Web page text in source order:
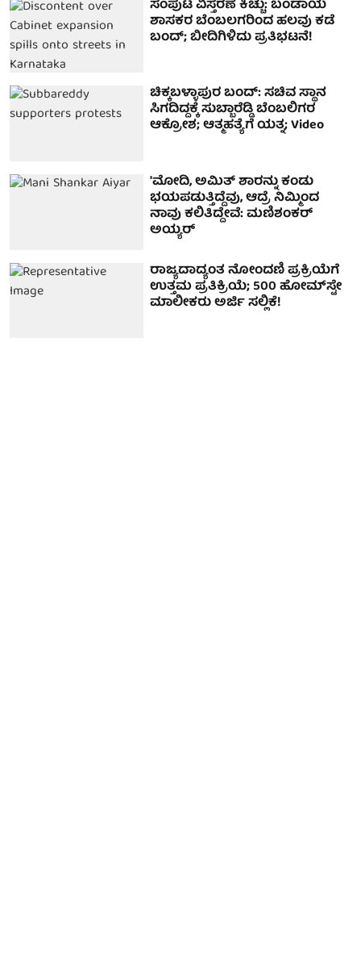
ಸಂಪುಟ ವಿಸ್ತರಣೆ ಕಿಚ್ಚು: ಬಂಡಾಯ
ಶಾಸಕರ ಬೆಂಬಲಗರಿಂದ ಹಲವು ಕಡೆ
ಬಂದ್; ಬೀದಿಗಿಳಿದು ಪ್ರತಿಭಟನೆ!
ಚಿಕ್ಕಬಳ್ಳಾಪುರ ಬಂದ್: ಸಚಿವ ಸ್ಥಾನ
ಸಿಗದಿದ್ದಕ್ಕೆ ಸುಬ್ಬಾರೆಡ್ಡಿ ಬೆಂಬಲಿಗರ
ಆಕ್ರೋಶ; ಆತ್ಮಹತ್ಯೆಗೆ ಯತ್ನ; Video
'ಮೋದಿ, ಅಮಿತ್ ಶಾರನ್ನು ಕಂಡು
ಭಯಪಡುತ್ತಿದ್ದೆವು, ಆದ್ರೆ ನಿಮ್ಮಿಂದ
ನಾವು ಕಲಿತಿದ್ದೇವೆ: ಮಣಿಶಂಕರ್
ಅಯ್ಯರ್
ರಾಜ್ಯದಾದ್ಯಂತ ನೋಂದಣಿ ಪ್ರಕ್ರಿಯೆಗೆ
ಉತ್ತಮ ಪ್ರತಿಕ್ರಿಯೆ; 500 ಹೋಮ್‌ಸ್ಟೇ
ಮಾಲೀಕರು ಅರ್ಜಿ ಸಲ್ಲಿಕೆ!